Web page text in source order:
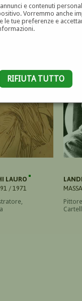
e contenuti
Vorremmo anche
le tue preferenze e
RIFIUTA TUTTO
D E F G H I
LAURO
/ 1971